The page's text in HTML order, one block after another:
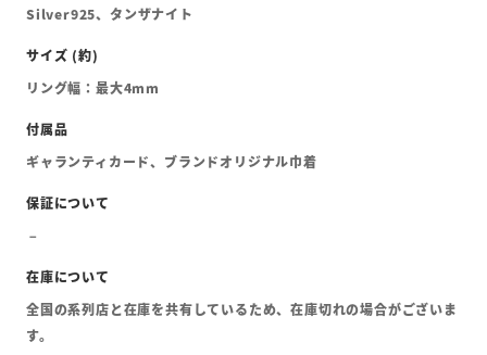
Silver925、タンザナイト
リング幅：最大4mm
ギャランティカード、ブランドオリジナル巾着
全国の系列店と在庫を共有しているため、在庫切れの場合がございま
す。